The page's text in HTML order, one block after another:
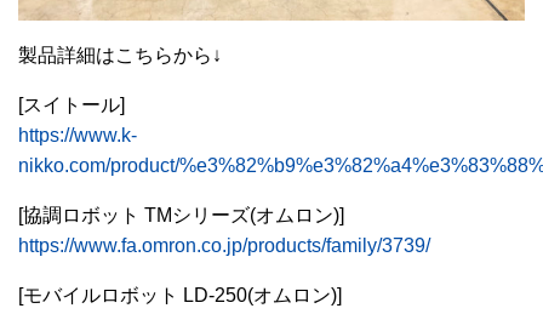
製品詳細はこちらから↓
[スイトール]
https://www.k-
nikko.com/product/
[協調ロボット TMシリーズ(オムロン)]
https://www.fa.omron.co.jp/products/family/3739/
[モバイルロボット LD-250(オムロン)]